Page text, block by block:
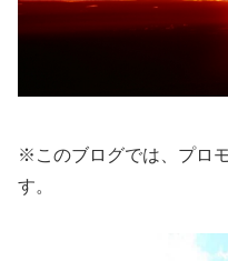
※このブログでは、プロ
す。